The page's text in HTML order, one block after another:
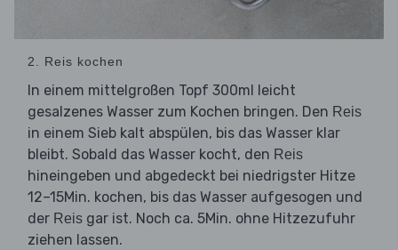
2. Reis kochen
In einem mittelgroßen Topf 300ml leicht
gesalzenes Wasser zum Kochen bringen. Den Reis
in einem Sieb kalt abspülen, bis das Wasser klar
bleibt. Sobald das Wasser kocht, den Reis
hineingeben und abgedeckt bei niedrigster Hitze
12–15Min. kochen, bis das Wasser aufgesogen und
der Reis gar ist. Noch ca. 5Min. ohne Hitzezufuhr
ziehen lassen.